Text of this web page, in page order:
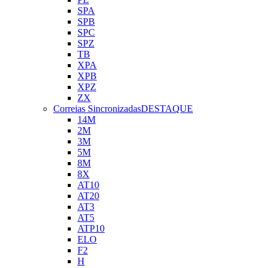
SPA
SPB
SPC
SPZ
TB
XPA
XPB
XPZ
ZX
Correias SincronizadasDESTAQUE
14M
2M
3M
5M
8M
8X
AT10
AT20
AT3
AT5
ATP10
ELO
F2
H